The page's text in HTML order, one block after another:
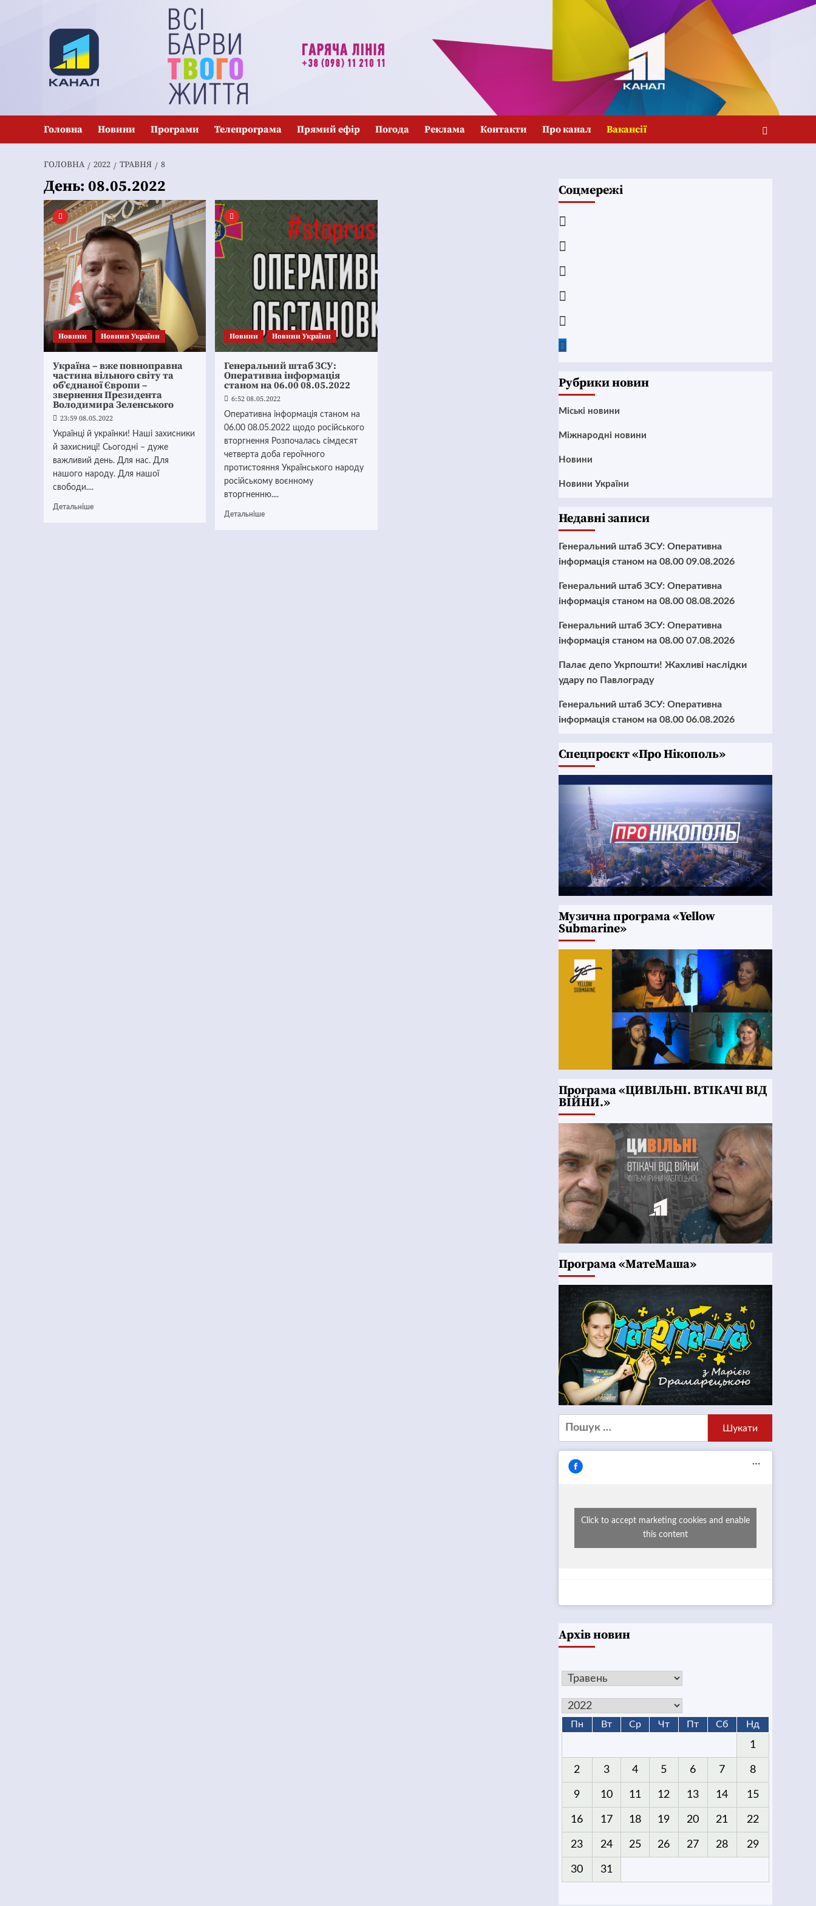
Головна Новини Програми Телепрограма Прямий ефір Погода Реклама Контакти Про канал Вакансії
ГОЛОВНА 2022 ТРАВНЯ 8
День: 08.05.2022
Новини Новини України
Україна – вже повноправна
частина вільного світу та
об’єднаної Європи –
звернення Президента
Володимира Зеленського
23:59 08.05.2022
Українці й українки! Наші захисники
й захисниці! Сьогодні – дуже
важливий день. Для нас. Для
нашого народу. Для нашої
свободи....
Детальніше
Новини Новини України
Генеральний штаб ЗСУ:
Оперативна інформація
станом на 06.00 08.05.2022
6:52 08.05.2022
Оперативна інформація станом на
06.00 08.05.2022 щодо російського
вторгнення Розпочалась сімдесят
четверта доба героїчного
протистояння Українського народу
російському воєнному
вторгненню....
Детальніше
Соцмережі
Рубрики новин
Mіські новини
Міжнародні новини
Новини
Новини України
Недавні записи
Генеральний штаб ЗСУ: Оперативна
інформація станом на 08.00 09.08.2026
Генеральний штаб ЗСУ: Оперативна
інформація станом на 08.00 08.08.2026
Генеральний штаб ЗСУ: Оперативна
інформація станом на 08.00 07.08.2026
Палає депо Укрпошти! Жахливі наслідки
удару по Павлограду
Генеральний штаб ЗСУ: Оперативна
інформація станом на 08.00 06.08.2026
Cпецпроєкт «Про Нікополь»
Музична програма «Yellow
Submarine»
Програма «ЦИВІЛЬНІ. ВТІКАЧІ ВІД
ВІЙНИ.»
Програма «МатеМаша»
Пошук:
Click to accept marketing cookies and enable
this content
Архів новин
Пн Вт Ср Чт Пт Сб Нд
1
2 3 4 5 6 7 8
9 10 11 12 13 14 15
16 17 18 19 20 21 22
23 24 25 26 27 28 29
30 31